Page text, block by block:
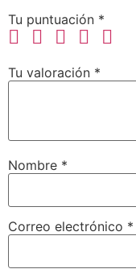
Tu puntuación *
Tu valoración *
Nombre *
Correo electrónico *